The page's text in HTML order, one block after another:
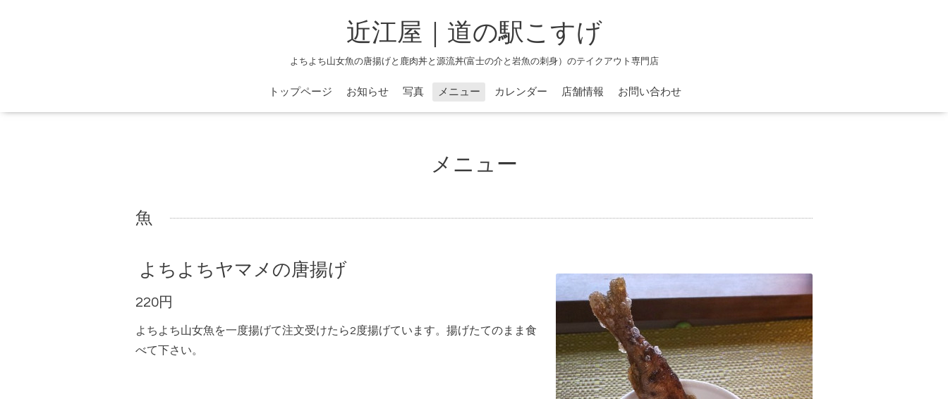
近江屋｜道の駅こすげ
よちよち山女魚の唐揚げと鹿肉丼と源流丼(富士の介と岩魚の刺身）のテイクアウト専門店
トップページ お知らせ 写真 メニュー カレンダー 店舗情報 お問い合わせ
メニュー
魚
よちよちヤマメの唐揚げ
220円
よちよち山女魚を一度揚げて注文受けたら2度揚げています。揚げたてのまま食
べて下さい。